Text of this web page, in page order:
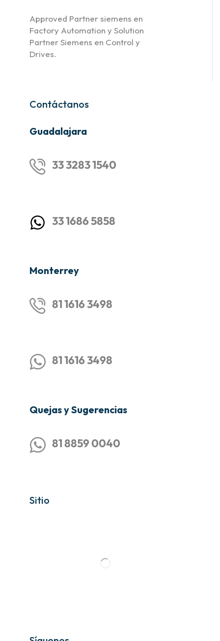
Approved Partner siemens en
Factory Automation y Solution
Partner Siemens en Control y
Drives.
Contáctanos
Guadalajara
33 3283 1540
33 1686 5858
Monterrey
81 1616 3498
81 1616 3498
Quejas y Sugerencias
81 8859 0040
Sitio